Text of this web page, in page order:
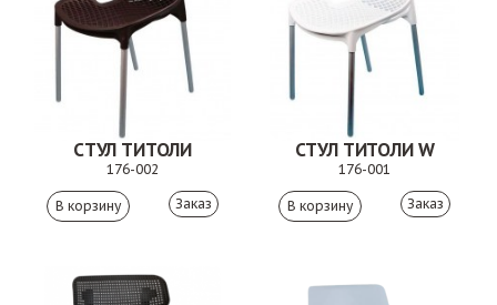
СТУЛ ТИТОЛИ
176-002
Заказ
СТУЛ ТИТОЛИ W
176-001
Заказ